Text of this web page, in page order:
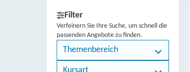
Filter
Verfeinern Sie Ihre Suche, um schnell die
passenden Angebote zu finden.
Themenbereich